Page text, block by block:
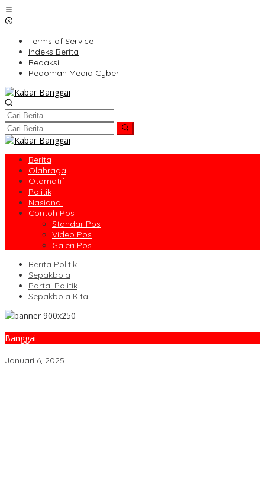
Lewati
ke
Terms of Service
Indeks Berita
Redaksi
Pedoman Media Cyber
Berita
Olahraga
Otomatif
Politik
Nasional
Contoh Pos
Standar Pos
Video Pos
Galeri Pos
Berita Politik
Sepakbola
Partai Politik
Sepakbola Kita
Banggai
Januari 6, 2025